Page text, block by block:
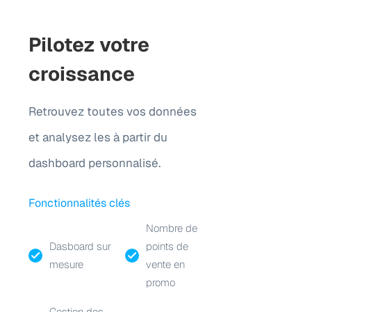
Pilotez votre
croissance
Retrouvez toutes vos données
et analysez les à partir du
dashboard personnalisé.
Fonctionnalités clés
Dasboard sur
mesure
Nombre de
points de
vente en
promo